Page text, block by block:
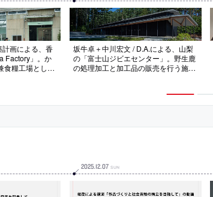
画による、香
Factory」。か
食糧工場として
る設計を志
の色味を基調と
坂牛卓＋中川宏文 / D.A.による、山梨
の「富士山ジビエセンター」。野生鹿
の処理加工と加工品の販売を行う施
ドスケープと店舗に繋がる“裳階”を配
する建築を考案。見学窓や展示などで
2025.12.07 SUN